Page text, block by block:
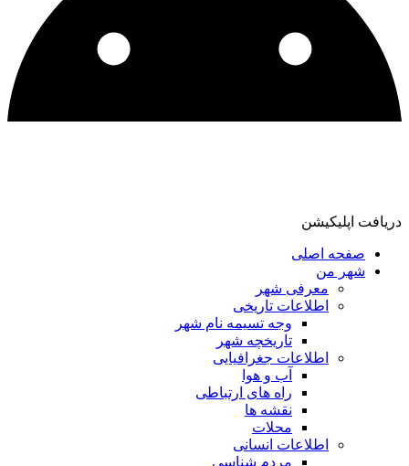
دریافت اپلیکیشن
صفحه اصلی
شهر من
معرفی شهر
اطلاعات تاریخی
وجه تسیمه نام شهر
تاریخچه شهر
اطلاعات جغرافیایی
آب و هوا
راه های ارتباطی
نقشه ها
محلات
اطلاعات انسانی
مردم شناسی